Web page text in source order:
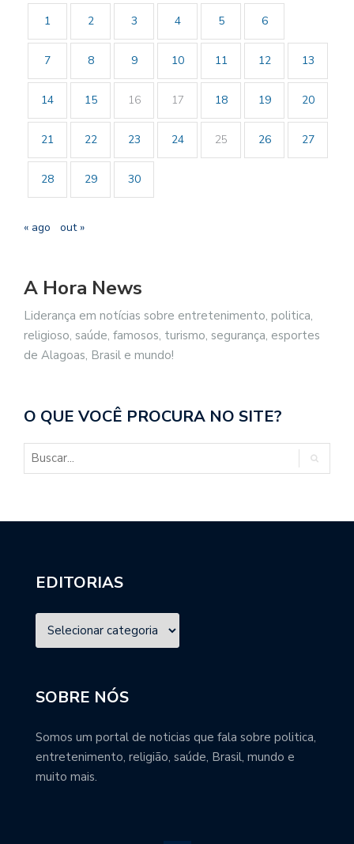
1
2 3 4 5 6
7 8 9 10 11 12 13
14 15 16 17 18 19 20
21 22 23 24 25 26 27
28 29 30
« ago out »
A Hora News
Liderança em notícias sobre entretenimento, politica,
religioso, saúde, famosos, turismo, segurança, esportes
de Alagoas, Brasil e mundo!
O QUE VOCÊ PROCURA NO SITE?
EDITORIAS
SOBRE NÓS
Somos um portal de noticias que fala sobre politica,
entretenimento, religião, saúde, Brasil, mundo e
muito mais.